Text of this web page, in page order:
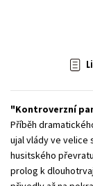
Kontroverzní
Příběh
ujal vlády ve velice
husitského
prolog k